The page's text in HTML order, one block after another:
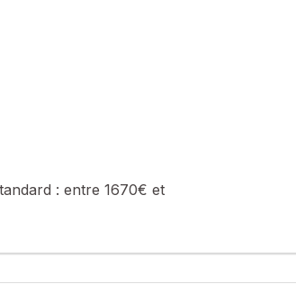
: benoit.griffon@safti.fr - EI - Agent
: entre 1670€ et